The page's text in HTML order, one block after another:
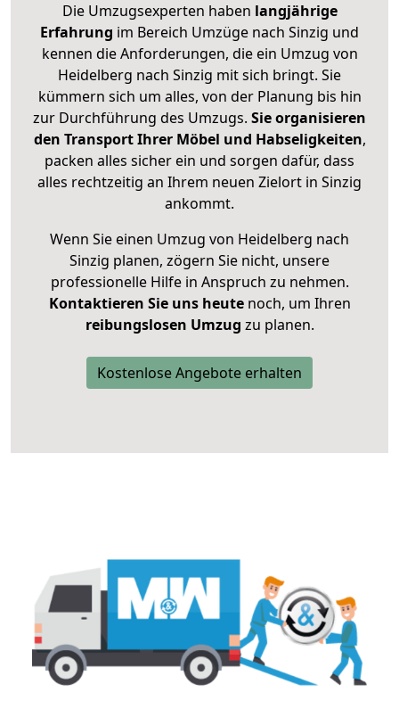
Die Umzugsexperten haben langjährige
Erfahrung im Bereich Umzüge nach Sinzig und
kennen die Anforderungen, die ein Umzug von
Heidelberg nach Sinzig mit sich bringt. Sie
kümmern sich um alles, von der Planung bis hin
zur Durchführung des Umzugs. Sie organisieren
den Transport Ihrer Möbel und Habseligkeiten,
packen alles sicher ein und sorgen dafür, dass
alles rechtzeitig an Ihrem neuen Zielort in Sinzig
ankommt.
Wenn Sie einen Umzug von Heidelberg nach
Sinzig planen, zögern Sie nicht, unsere
professionelle Hilfe in Anspruch zu nehmen.
Kontaktieren Sie uns heutenoch, um Ihren
reibungslosen Umzug zu planen.
Kostenlose Angebote erhalten